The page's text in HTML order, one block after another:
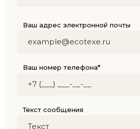
Ваш адрес электронной почты
Ваш номер телефона*
Текст сообщения